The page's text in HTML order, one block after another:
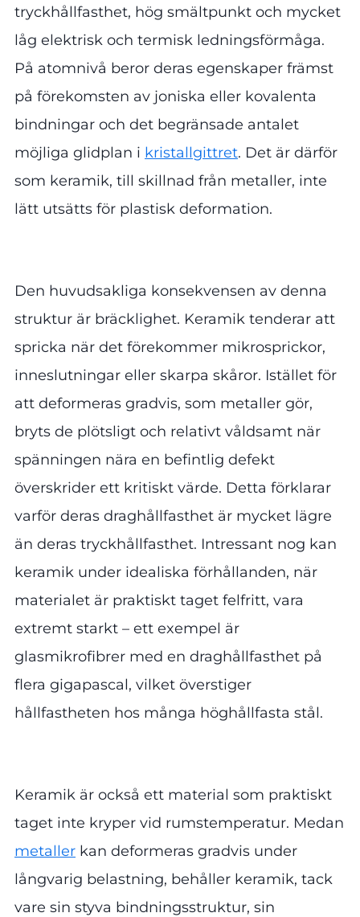
tryckhållfasthet, hög smältpunkt och mycket
låg elektrisk och termisk ledningsförmåga.
På atomnivå beror deras egenskaper främst
på förekomsten av joniska eller kovalenta
bindningar och det begränsade antalet
möjliga glidplan i kristallgittret. Det är därför
som keramik, till skillnad från metaller, inte
lätt utsätts för plastisk deformation.
Den huvudsakliga konsekvensen av denna
struktur är bräcklighet. Keramik tenderar att
spricka när det förekommer mikrosprickor,
inneslutningar eller skarpa skåror. Istället för
att deformeras gradvis, som metaller gör,
bryts de plötsligt och relativt våldsamt när
spänningen nära en befintlig defekt
överskrider ett kritiskt värde. Detta förklarar
varför deras draghållfasthet är mycket lägre
än deras tryckhållfasthet. Intressant nog kan
keramik under idealiska förhållanden, när
materialet är praktiskt taget felfritt, vara
extremt starkt – ett exempel är
glasmikrofibrer med en draghållfasthet på
flera gigapascal, vilket överstiger
hållfastheten hos många höghållfasta stål.
Keramik är också ett material som praktiskt
taget inte kryper vid rumstemperatur. Medan
metaller kan deformeras gradvis under
långvarig belastning, behåller keramik, tack
vare sin styva bindningsstruktur, sin